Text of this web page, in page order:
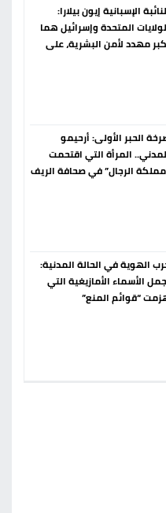
الإسبانية إيون بيلارا:
المتحدة وإسرائيل هما
مهدد لأمن البشرية، على
الحبر الأولى: أرحيمو
المرأة التي اقتحمت
الرجال” في صحافة الريف
الهوية في الحالة المدنية:
الأسماء الأمازيغية التي
“قوائم المنع”